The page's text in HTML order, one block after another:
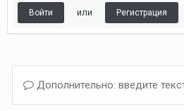
Войти или Регистрация
Дополнительно: введите